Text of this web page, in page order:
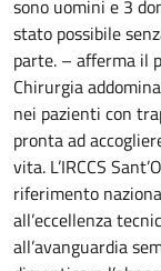
sono uomini e 3
stato possibile
parte. – afferma il
Chirurgia
nei pazienti con
pronta ad
vita. L’IRCCS
riferimento
all’eccellenza
all’avanguardia